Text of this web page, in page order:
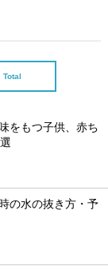
Total
をもつ子供、赤ち
の水の抜き方・予